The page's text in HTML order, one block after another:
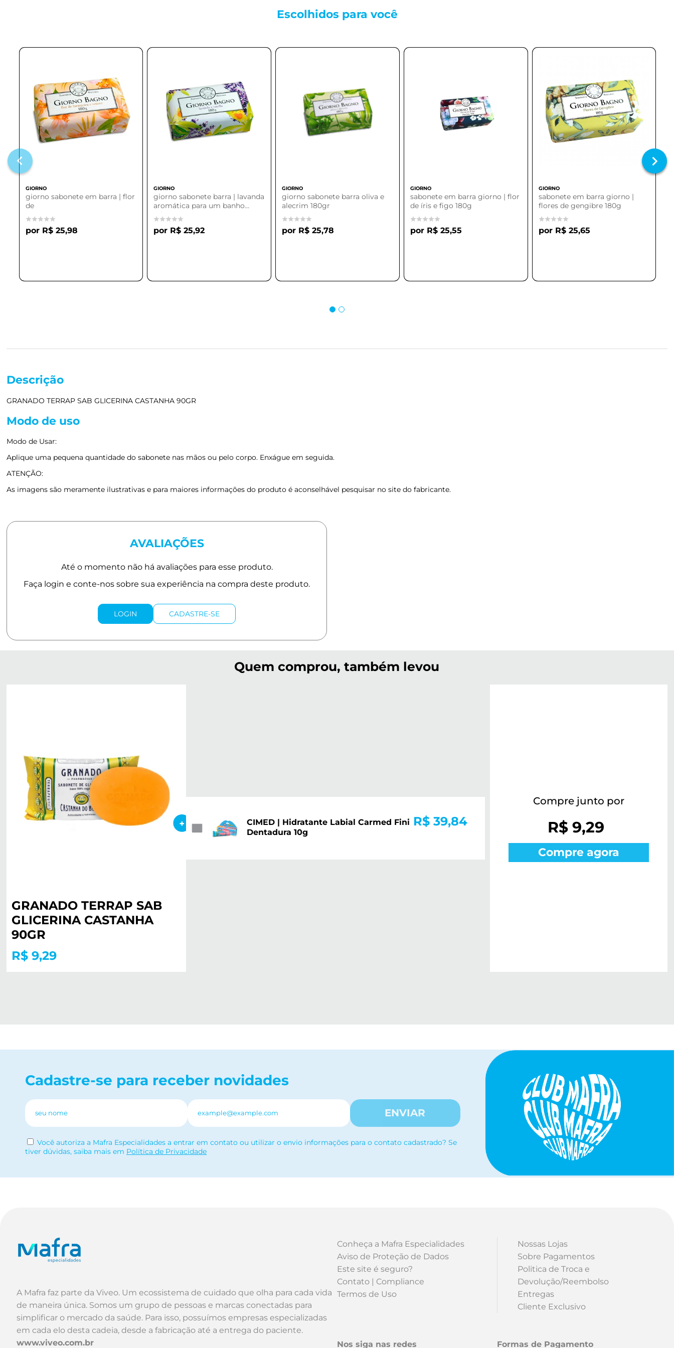
Escolhidos para você
GIORNO
giorno sabonete em barra | flor
de
R$ 25,98
GIORNO
giorno sabonete barra | lavanda
aromática para um banho
relaxante
R$ 25,92
GIORNO
giorno sabonete barra oliva e
alecrim 180gr
R$ 25,78
GIORNO
sabonete em barra giorno | flor
de íris e figo 180g
R$ 25,55
GIORNO
sabonete em barra giorno |
flores de gengibre 180g
R$ 25,65
Descrição
GRANADO TERRAP SAB GLICERINA CASTANHA 90GR
Modo de uso
Modo de Usar:
Aplique uma pequena quantidade do sabonete nas mãos ou pelo corpo. Enxágue em seguida.
ATENÇÃO:
As imagens são meramente ilustrativas e para maiores informações do produto é aconselhável pesquisar no site do fabricante.
AVALIAÇÕES
LOGIN CADASTRE-SE
Quem comprou, também levou
GRANADO TERRAP SAB
GLICERINA CASTANHA
90GR
R$ 9,29
CIMED | Hidratante Labial Carmed Fini
Dentadura 10g
R$ 39,84
Compre junto por
R$ 9,29
Compre agora
Cadastre-se para receber novidades
ENVIAR
Você autoriza a Mafra Especialidades a entrar em contato ou utilizar o envio informações para o contato cadastrado? Se
tiver dúvidas, saiba mais em Política de Privacidade
A Mafra faz parte da Viveo. Um ecossistema de cuidado que olha para cada vida
de maneira única. Somos um grupo de pessoas e marcas conectadas para
simplificar o mercado da saúde. Para isso, possuímos empresas especializadas
em cada elo desta cadeia, desde a fabricação até a entrega do paciente.
www.viveo.com.br
Conheça a Mafra Especialidades
Aviso de Proteção de Dados
Este site é seguro?
Contato | Compliance
Termos de Uso
Nossas Lojas
Sobre Pagamentos
Politica de Troca e
Devolução/Reembolso
Entregas
Cliente Exclusivo
Nos siga nas redes Formas de Pagamento